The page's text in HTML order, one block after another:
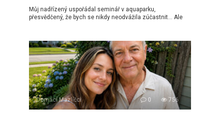
Můj nadřízený uspořádal seminář v aquaparku,
přesvědčený, že bych se nikdy neodvážila zúčastnit… Ale
Domácí Mazlíčci 0 756